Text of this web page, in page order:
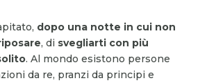
dopo una notte in cui non
, di svegliarti con più
. Al mondo esistono persone
da re, pranzi da principi e